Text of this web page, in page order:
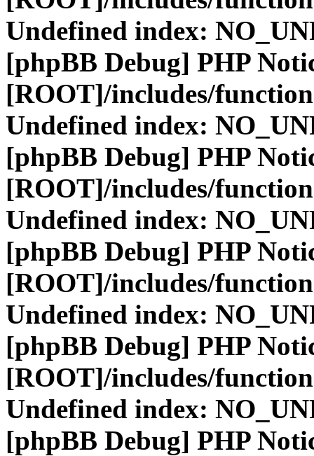
Undefined index:
[phpBB Debug] PHP
[ROOT]/includes/
Undefined index:
[phpBB Debug] PHP
[ROOT]/includes/
Undefined index:
[phpBB Debug] PHP
[ROOT]/includes/
Undefined index:
[phpBB Debug] PHP
[ROOT]/includes/
Undefined index:
[phpBB Debug] PHP